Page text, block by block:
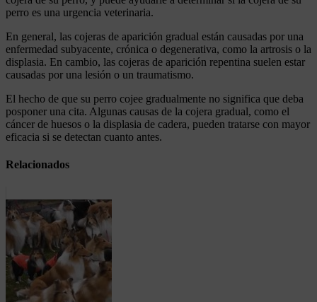
perro es una urgencia veterinaria.
En general, las cojeras de aparición gradual están causadas por una
enfermedad subyacente, crónica o degenerativa, como la artrosis o la
displasia. En cambio, las cojeras de aparición repentina suelen estar
causadas por una lesión o un traumatismo.
El hecho de que su perro cojee gradualmente no significa que deba
posponer una cita. Algunas causas de la cojera gradual, como el
cáncer de huesos o la displasia de cadera, pueden tratarse con mayor
eficacia si se detectan cuanto antes.
Relacionados